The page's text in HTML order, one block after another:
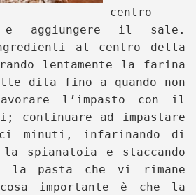
centro
aggiungere il sale.
al centro della
lentamente la farina
dita fino a quando non
l’impasto con il
continuare ad impastare
minuti, infarinando di
spianatoia e staccando
la pasta che vi rimane
importante è che la